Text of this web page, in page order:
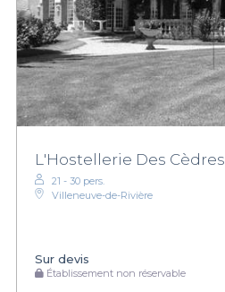
L'Hostellerie Des Cèdres
21 - 30 pers.
Villeneuve-de-Rivière
Sur devis
Établissement non réservable